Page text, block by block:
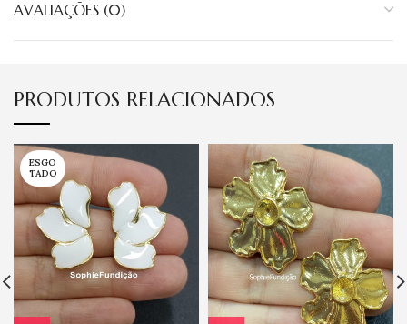
AVALIAÇÕES (0)
PRODUTOS RELACIONADOS
ESGO
TADO